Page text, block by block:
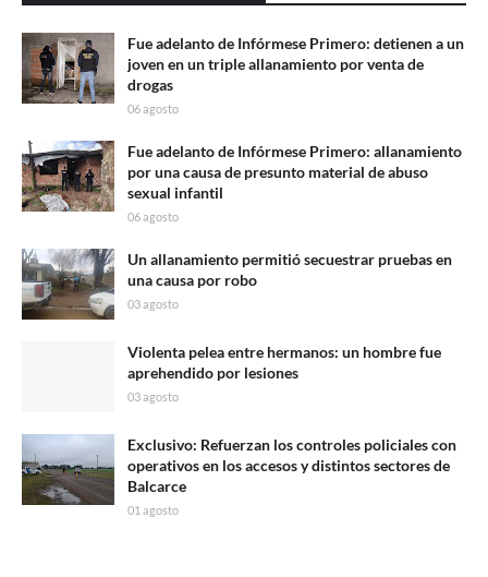
Fue adelanto de Infórmese Primero: detienen a un
joven en un triple allanamiento por venta de
drogas
06 agosto
Fue adelanto de Infórmese Primero: allanamiento
por una causa de presunto material de abuso
sexual infantil
06 agosto
Un allanamiento permitió secuestrar pruebas en
una causa por robo
03 agosto
Violenta pelea entre hermanos: un hombre fue
aprehendido por lesiones
03 agosto
Exclusivo: Refuerzan los controles policiales con
operativos en los accesos y distintos sectores de
Balcarce
01 agosto